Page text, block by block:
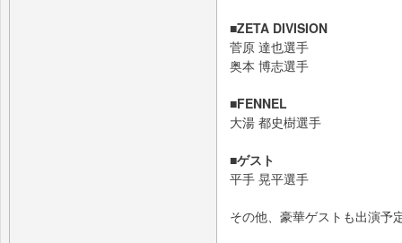
■ZETA DIVISION
菅原 達也選手
奥本 博志選手
■FENNEL
大湯 都史樹選手
■ゲスト
平手 晃平選手
その他、豪華ゲストも出演予